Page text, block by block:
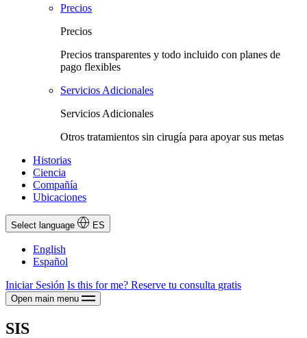
Precios
Precios
Precios transparentes y todo incluido con planes de
pago flexibles
Servicios Adicionales
Servicios Adicionales
Otros tratamientos sin cirugía para apoyar sus metas
Historias
Ciencia
Compañía
Ubicaciones
Select language ES
English
Español
Iniciar Sesión Is this for me? Reserve tu consulta gratis
Open main menu
SIS